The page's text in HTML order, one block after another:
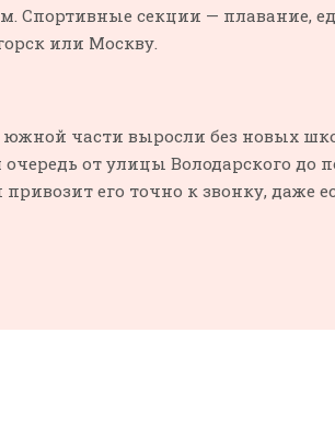
Спортивные секции — плавание,
или Москву.
части выросли без новых
очередь от улицы Володарского
его точно к звонку, даже